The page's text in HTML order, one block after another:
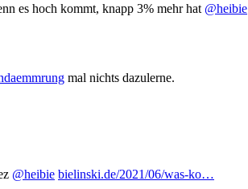
es hoch kommt, knapp 3% mehr hat @heibie
mal nichts dazulerne.
@heibie bielinski.de/2021/06/was-ko…